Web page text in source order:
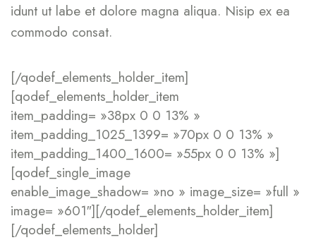
idunt ut labe et dolore magna aliqua. Nisip ex ea
commodo consat.
[/qodef_elements_holder_item]
[qodef_elements_holder_item
item_padding= »38px 0 0 13% »
item_padding_1025_1399= »70px 0 0 13% »
item_padding_1400_1600= »55px 0 0 13% »]
[qodef_single_image
enable_image_shadow= »no » image_size= »full »
image= »601″][/qodef_elements_holder_item]
[/qodef_elements_holder]